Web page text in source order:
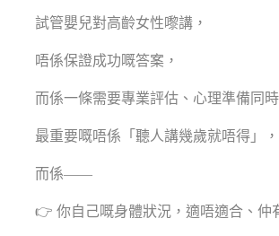
試管嬰兒對高齡女性嚟講，
唔係保證成功嘅答案，
而係一條需要專業評估、心理準備同
最重要嘅唔係「聽人講幾歲就唔得」，
而係——
👉 你自己嘅身體狀況，適唔適合、仲